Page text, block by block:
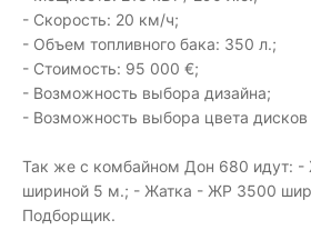
- Скорость: 20 км/ч;
- Объем топливного бака: 350 л.;
- Стоимость: 95 000 €;
- Возможность выбора дизайна;
- Возможность выбора цвета дисков
Так же с комбайном Дон 680 идут:
шириной 5 м.; - Жатка - ЖР 3500
Подборщик.